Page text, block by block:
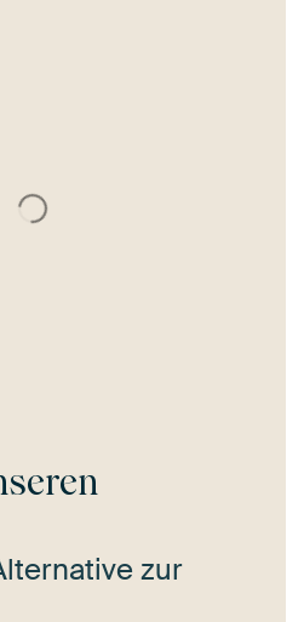
zur